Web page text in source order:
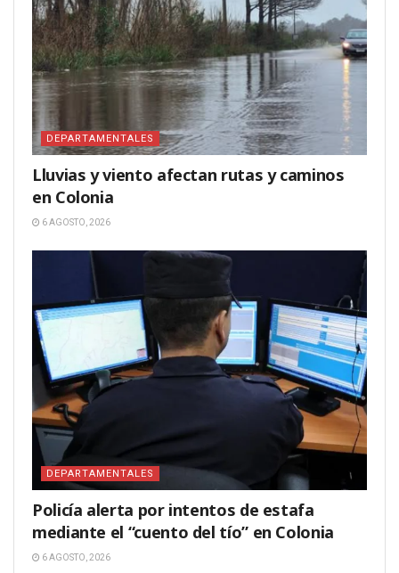
DEPARTAMENTALES
Lluvias y viento afectan rutas y caminos
en Colonia
6 AGOSTO, 2026
DEPARTAMENTALES
Policía alerta por intentos de estafa
mediante el “cuento del tío” en Colonia
6 AGOSTO, 2026